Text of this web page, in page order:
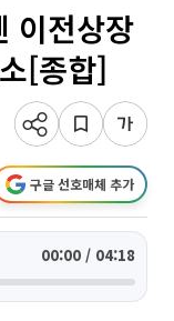
이전상장
[종합]
구글 선호매체 추가
00:00 / 04:18